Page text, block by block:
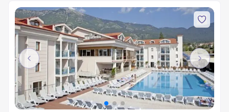
Previous Next